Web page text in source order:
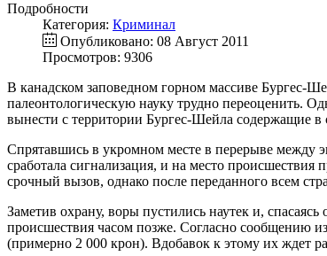
Подробности
Категория: Криминал
Опубликовано: 08 Август 2011
Просмотров: 9306
В канадском заповедном горном массиве Бургес-
палеонтологическую науку трудно переоценить.
вынести с территории Бургес-Шейла содержащие в
Спрятавшись в укромном месте в перерыве между
сработала сигнализация, и на место
срочный вызов, однако после переданного всем
Заметив охрану, воры пустились наутек и,
происшествия часом позже. Согласно сообщению
(примерно 2 000 крон). Вдобавок к этому их ждет